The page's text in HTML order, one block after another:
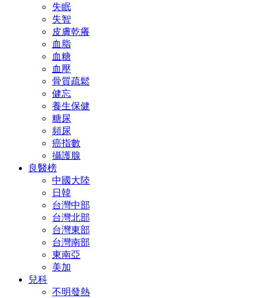
失眠
失智
皮膚乾癢
血脂
血糖
血壓
骨質疏鬆
健忘
養生保健
糖尿
頻尿
癌指數
攝護腺
良醫榜
中國大陸
日韓
台灣中部
台灣北部
台灣東部
台灣南部
東南亞
美加
兒科
不明發熱